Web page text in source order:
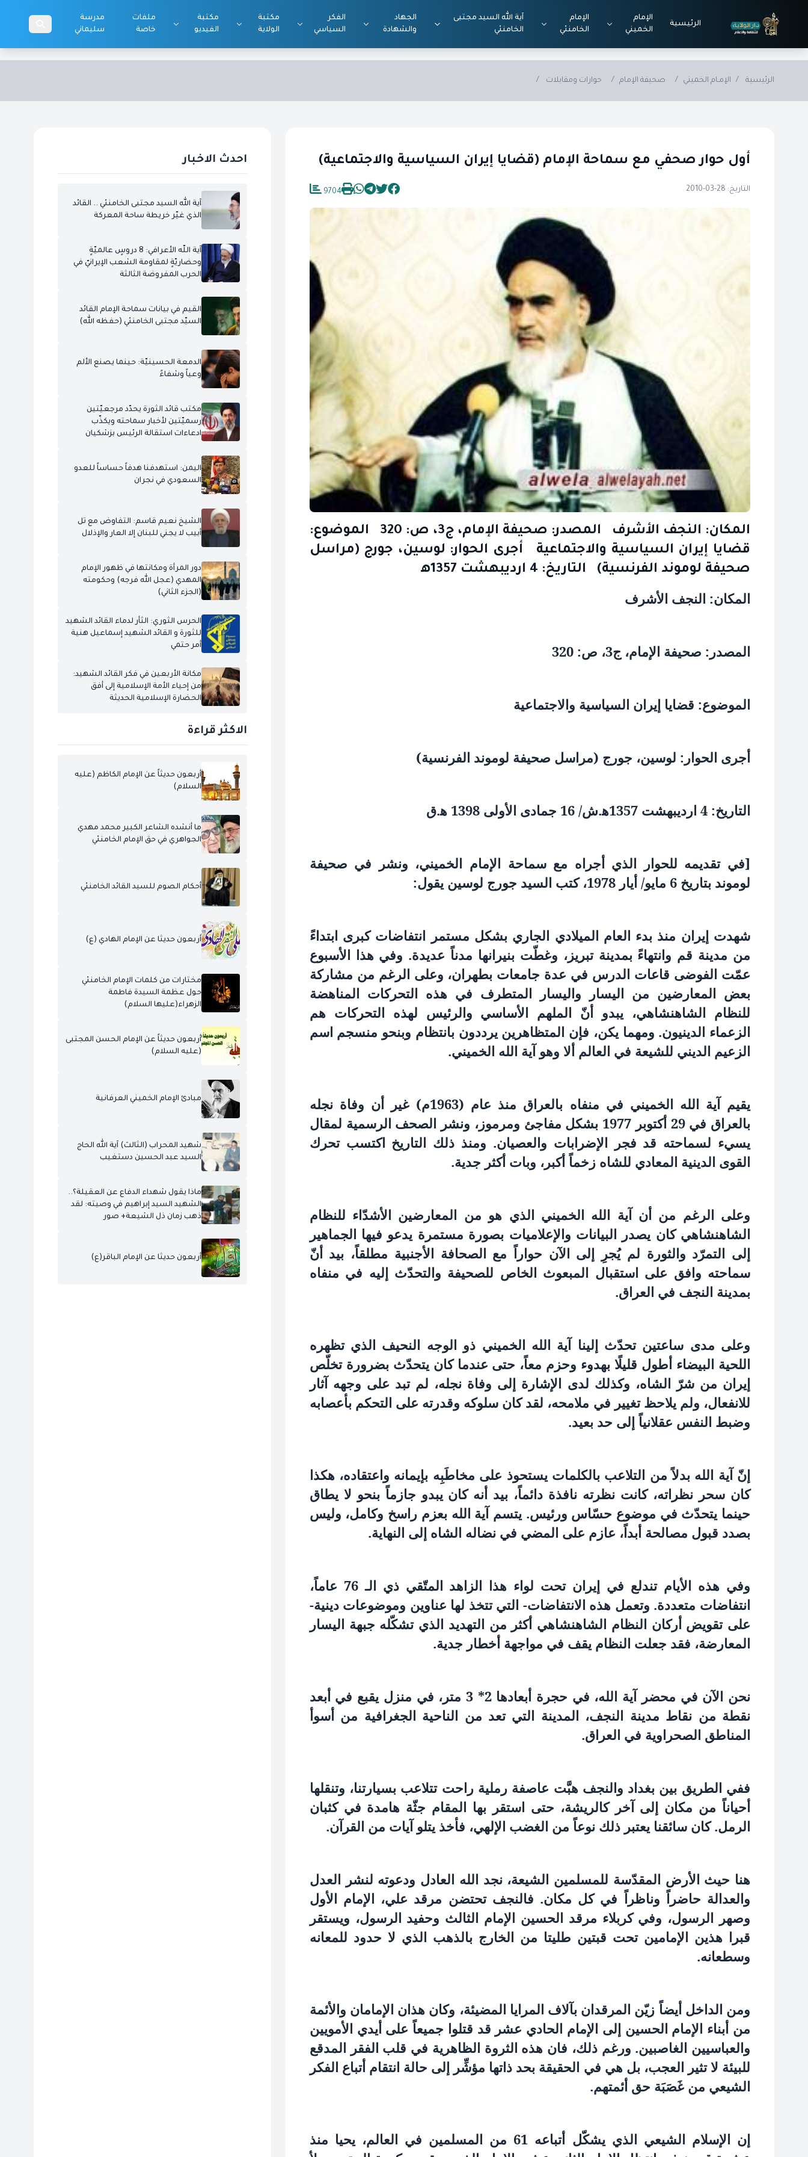
الرئيسية
الإمام
الخميني
الإمام
الخامنئي
آية الله السيد مجتبى
الخامنئي
الجهاد
والشهادة
الفكر
السياسي
مكتبة
الولاية
مكتبة
الفيديو
ملفات
خاصة
مدرسة
سليماني
الرئيسية / الإمـام الخميني / صحيفة الإمام / حوارات ومقابلات /
أول حوار صحفي مع سماحة الإمام (قضايا إيران السياسية والاجتماعية)
التاريخ: 28-03-2010 9704
المكان: النجف الأشرف‏ المصدر: صحيفة الإمام، ج‏3، ص: 320 الموضوع:
قضايا إيران السياسية والاجتماعية أجرى الحوار: لوسين، جورج (مراسل
صحيفة لوموند الفرنسية) التاريخ: 4 ارديبهشت 1357ﻫ
المكان: النجف الأشرف‏
المصدر: صحيفة الإمام، ج‏3، ص: 320
الموضوع: قضايا إيران السياسية والاجتماعية
أجرى الحوار: لوسين، جورج (مراسل صحيفة لوموند الفرنسية)
التاريخ: 4 ارديبهشت 1357ﻫ.ش/ 16 جمادى الأولى 1398 ﻫ.ق‏
[في تقديمه للحوار الذي أجراه مع سماحة الإمام الخميني، ونشر في صحيفة
لوموند بتاريخ 6 مايو/ أيار 1978، كتب السيد جورج لوسين يقول:
شهدت إيران منذ بدء العام الميلادي الجاري بشكل مستمر انتفاضات كبرى ابتداءً
من مدينة قم وانتهاءً بمدينة تبريز، وغطّت بنيرانها مدناً عديدة. وفي هذا الأسبوع
عمّت الفوضى قاعات الدرس في عدة جامعات بطهران، وعلى الرغم من مشاركة
بعض المعارضين من اليسار واليسار المتطرف في هذه التحركات المناهضة
للنظام الشاهنشاهي، يبدو أنّ الملهم الأساسي والرئيس لهذه التحركات هم
الزعماء الدينيون. ومهما يكن، فإن المتظاهرين يرددون بانتظام وبنحو منسجم اسم
الزعيم الديني للشيعة في العالم ألا وهو آية الله الخميني.
يقيم آية الله الخميني في منفاه بالعراق منذ عام (1963م) غير أن وفاة نجله
بالعراق في 29 أكتوبر 1977 بشكل مفاجئ‏ ومرموز، ونشر الصحف الرسمية لمقال
يسيء لسماحته قد فجر الإضرابات والعصيان. ومنذ ذلك التاريخ اكتسب تحرك
القوى الدينية المعادي للشاه زخماً أكبر، وبات أكثر جدية.
وعلى الرغم من أن آية الله الخميني الذي هو من المعارضين الأشدّاء للنظام
الشاهنشاهي كان يصدر البيانات والإعلاميات بصورة مستمرة يدعو فيها الجماهير
إلى التمرّد والثورة لم يُجرِ إلى الآن حواراً مع الصحافة الأجنبية مطلقاً، بيد أنّ
سماحته وافق على استقبال المبعوث الخاص للصحيفة والتحدّث إليه في منفاه
بمدينة النجف في العراق.
وعلى مدى ساعتين تحدّث إلينا آية الله الخميني ذو الوجه النحيف الذي تظهره
اللحية البيضاء أطول قليلًا بهدوء وحزم معاً، حتى عندما كان يتحدّث بضرورة تخلّص
إيران من شرّ الشاه، وكذلك لدى الإشارة إلى وفاة نجله، لم تبد على وجهه آثار
للانفعال، ولم يلاحظ تغيير في ملامحه، لقد كان سلوكه وقدرته على التحكم بأعصابه
وضبط النفس عقلانياً إلى حد بعيد.
إنّ آية الله بدلاً من التلاعب بالكلمات يستحوذ على مخاطَبِه بإيمانه واعتقاده، هكذا
كان سحر نظراته، كانت نظرته نافذة دائماً، بيد أنه كان يبدو جازماً بنحو لا يطاق
حينما يتحدّث في موضوع حسّاس ورئيس. يتسم آية الله بعزم راسخ وكامل، وليس
بصدد قبول مصالحة أبداً، عازم على المضي في نضاله الشاه إلى النهاية.
وفي هذه الأيام تندلع في إيران تحت لواء هذا الزاهد المتّقي ذي الـ 76 عاماً،
انتفاضات متعددة. وتعمل هذه الانتفاضات- التي تتخذ لها عناوين وموضوعات دينية-
على تقويض أركان‏ النظام الشاهنشاهي أكثر من التهديد الذي تشكّله جبهة اليسار
المعارضة، فقد جعلت النظام يقف في مواجهة أخطار جدية.
نحن الآن في محضر آية الله، في حجرة أبعادها 2* 3 متر، في منزل يقبع في أبعد
نقطة من نقاط مدينة النجف، المدينة التي تعد من الناحية الجغرافية من أسوأ
المناطق الصحراوية في العراق.
ففي الطريق بين بغداد والنجف هبَّت عاصفة رملية راحت تتلاعب بسيارتنا، وتنقلها
أحياناً من مكان إلى آخر كالريشة، حتى استقر بها المقام جثّة هامدة في كثبان
الرمل. كان سائقنا يعتبر ذلك نوعاً من الغضب الإلهي، فأخذ يتلو آيات من القرآن.
هنا حيث الأرض المقدّسة للمسلمين الشيعة، نجد الله العادل ودعوته لنشر العدل
والعدالة حاضراً وناظراً في كل مكان. فالنجف تحتضن مرقد علي، الإمام الأول
وصهر الرسول، وفي كربلاء مرقد الحسين الإمام الثالث وحفيد الرسول، ويستقر
قبرا هذين الإمامين تحت قبتين طليتا من الخارج بالذهب الذي لا حدود للمعانه
وسطعانه.
ومن الداخل أيضاً زيّن المرقدان بآلاف المرايا المضيئة، وكان هذان الإمامان والأئمة
من أبناء الإمام الحسين إلى الإمام الحادي عشر قد قتلوا جميعاً على أيدي الأمويين
والعباسيين الغاصبين. ورغم ذلك، فان هذه الثروة الظاهرية في قلب الفقر المدقع
للبيئة لا تثير العجب، بل هي في الحقيقة بحد ذاتها مؤشِّر إلى حالة انتقام أتباع الفكر
الشيعي من غَصَبَة حق أئمتهم.
إن الإسلام الشيعي الذي يشكّل أتباعه 61 من المسلمين في العالم، يحيا منذ
احدث الاخبار
آية الله السيد مجتبى الخامنئي .. القائد
الذي غيّر خريطة ساحة المعركة
آية اللّه الأعرافي: 8 دروسٍ عالميّةٍ
وحضاريّةٍ لمقاومة الشعب الإيرانيّ في
الحرب المفروضة الثالثة
القيم في بيانات سماحة الإمام القائد
السيّد مجتبى الخامنئي (حفظه الله)
الدمعة الحسينيّة: حينما يصنع الألم
وعياً وشفاءً
مكتب قائد الثورة يحدّد مرجعيّتين
رسميّتين لأخبار سماحته ويكذّب
ادعاءات استقالة الرئيس بزشكيان
اليمن: استهدفنا هدفاً حساساً للعدو
السعودي في نجران
الشيخ نعيم قاسم: التفاوض مع تل
أبيب لا يجني للبنان إلا العار والإذلال
دور المرأة ومكانتها في ظهور الإمام
المهدي (عجل الله فرجه) وحكومته
(الجزء الثاني)
الحرس الثوري: الثأر لدماء القائد الشهيد
للثورة و القائد الشهيد إسماعيل هنية
أمر حتمي
مكانة الأربعين في فكر القائد الشهيد:
من إحياء الأمة الإسلامية إلى أفق
الحضارة الإسلامية الحديثة
الاكثر قراءة
أربعون حديثاً عن الإمام الكاظم (عليه
السلام)
ما أنشده الشاعر الكبير محمد مهدي
الجواهري في حق الإمام الخامنئي
أحكام الصوم للسيد القائد الخامنئي
أربعون حديثا عن الإمام الهادي (ع)
مختارات من كلمات الإمام الخامنئي
حول عظمة السيدة فاطمة
الزهراء(عليها السلام)
أربعون حديثاً عن الإمام الحسن المجتبى
(عليه السلام)
مبادئ الإمام الخميني العرفانية
شهيد المحراب (الثالث) آية الله الحاج
السيد عبد الحسين دستغيب
ماذا يقول شهداء الدفاع عن العقيلة؟..
الشهيد السيد إبراهيم في وصيته: لقد
ذهب زمان ذل الشيعة+ صور
أربعون حديثا عن الإمام الباقر(ع)